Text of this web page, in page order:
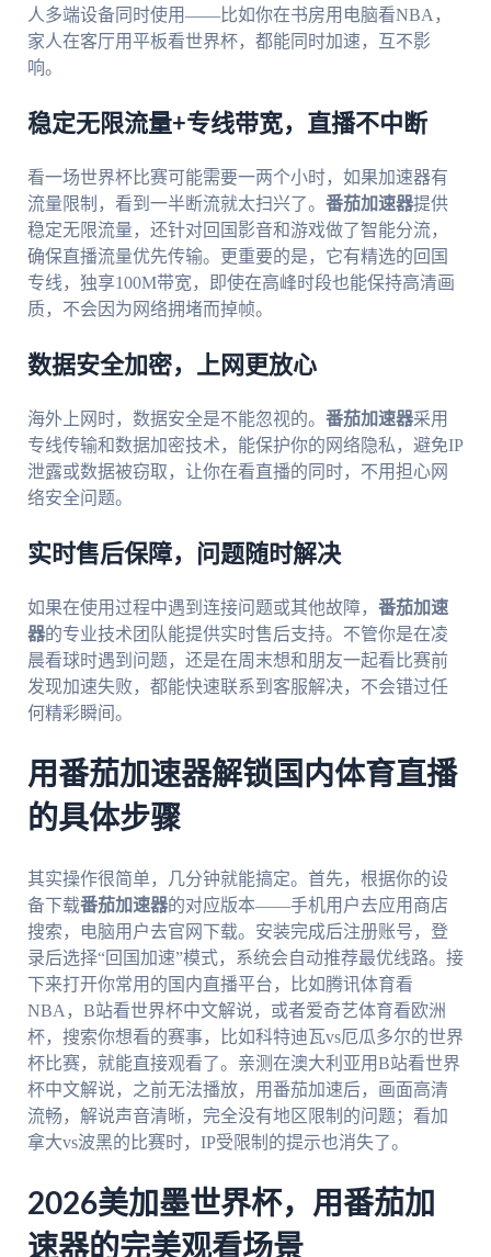
人多端设备同时使用——比如你在书房用电脑看NBA，
家人在客厅用平板看世界杯，都能同时加速，互不影
响。
稳定无限流量+专线带宽，直播不中断
看一场世界杯比赛可能需要一两个小时，如果加速器有
流量限制，看到一半断流就太扫兴了。 番茄加速器提供
稳定无限流量，还针对回国影音和游戏做了智能分流，
确保直播流量优先传输。更重要的是，它有精选的回国
专线，独享100M带宽，即使在高峰时段也能保持高清画
质，不会因为网络拥堵而掉帧。
数据安全加密，上网更放心
海外上网时，数据安全是不能忽视的。 番茄加速器采用
专线传输和数据加密技术，能保护你的网络隐私，避免IP
泄露或数据被窃取，让你在看直播的同时，不用担心网
络安全问题。
实时售后保障，问题随时解决
如果在使用过程中遇到连接问题或其他故障， 番茄加速
器的专业技术团队能提供实时售后支持。不管你是在凌
晨看球时遇到问题，还是在周末想和朋友一起看比赛前
发现加速失败，都能快速联系到客服解决，不会错过任
何精彩瞬间。
用番茄加速器解锁国内体育直播
的具体步骤
其实操作很简单，几分钟就能搞定。首先，根据你的设
备下载番茄加速器的对应版本——手机用户去应用商店
搜索，电脑用户去官网下载。安装完成后注册账号，登
录后选择“回国加速”模式，系统会自动推荐最优线路。接
下来打开你常用的国内直播平台，比如腾讯体育看
NBA，B站看世界杯中文解说，或者爱奇艺体育看欧洲
杯，搜索你想看的赛事，比如科特迪瓦vs厄瓜多尔的世界
杯比赛，就能直接观看了。亲测在澳大利亚用B站看世界
杯中文解说，之前无法播放，用番茄加速后，画面高清
流畅，解说声音清晰，完全没有地区限制的问题；看加
拿大vs波黑的比赛时，IP受限制的提示也消失了。
2026美加墨世界杯，用番茄加
速器的完美观看场景